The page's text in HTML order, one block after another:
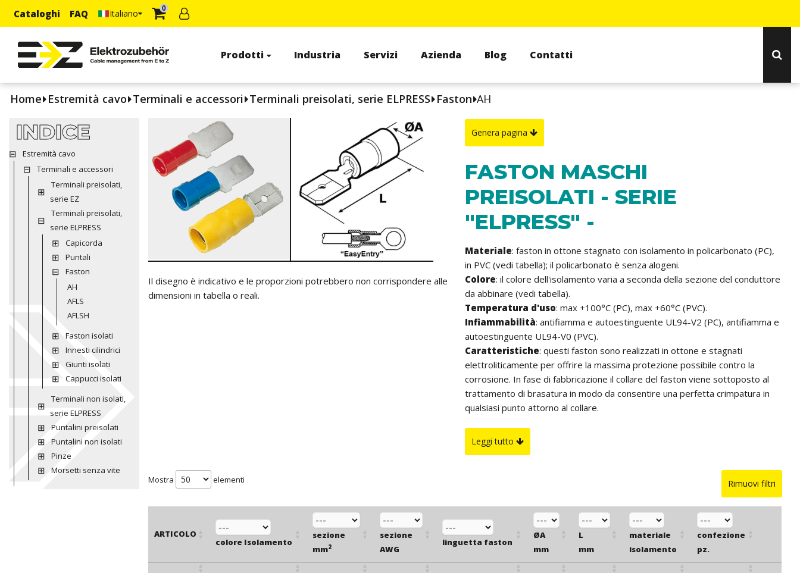
Cataloghi FAQ Italiano 0
Prodotti Industria Servizi Azienda Blog Contatti
Home Estremità cavo Terminali e accessori Terminali preisolati, serie ELPRESS Faston AH
INDICE
Estremità cavo
Terminali e accessori
Terminali preisolati,
serie EZ
Terminali preisolati,
serie ELPRESS
Capicorda
Puntali
Faston
AH
AFLS
AFLSH
Faston isolati
Innesti cilindrici
Giunti isolati
Cappucci isolati
Terminali non isolati,
serie ELPRESS
Puntalini preisolati
Puntalini non isolati
Pinze
Morsetti senza vite
Il disegno è indicativo e le proporzioni potrebbero non corrispondere alle
dimensioni in tabella o reali.
Genera pagina
FASTON MASCHI
PREISOLATI - SERIE
"ELPRESS" -
Materiale: faston in ottone stagnato con isolamento in policarbonato (PC),
in PVC (vedi tabella); il policarbonato è senza alogeni.
Colore: il colore dell'isolamento varia a seconda della sezione del conduttore
da abbinare (vedi tabella).
Temperatura d'uso: max +100°C (PC), max +60°C (PVC).
Infiammabilità: antifiamma e autoestinguente UL94-V2 (PC), antifiamma e
autoestinguente UL94-V0 (PVC).
Caratteristiche: questi faston sono realizzati in ottone e stagnati
elettroliticamente per offrire la massima protezione possibile contro la
corrosione. In fase di fabbricazione il collare del faston viene sottoposto al
trattamento di brasatura in modo da consentire una perfetta crimpatura in
qualsiasi punto attorno al collare.
resistenza meccanica ed una migliore conduttività elettrica.
Per agevolare l'identificazione e/o l'ispezione i faston sono marchiati, ove
L'isolamento presenta eccellenti caratteristiche di deformazione tali da
impedirne il deterioramento durante l'operazione di crimpatura e mantiene
inalterate le proprie qualità anche in presenza di alte temperature.
Infine, l'interno dei faston di tipo "EasyEntry" facilita l'inserimento del cavo
eliminando il rischio di piegatura dei fili.
Leggi tutto
Rimuovi filtri
Mostra elementi
ARTICOLO
colore Isolamento
sezione
mm2
sezione
AWG
linguetta faston
ØA
mm
L
mm
materiale
isolamento
confezione
pz.